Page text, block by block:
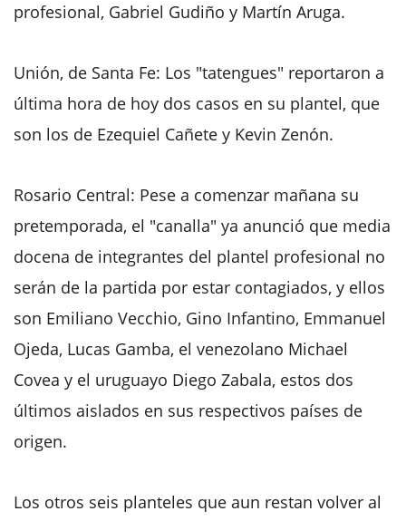
profesional, Gabriel Gudiño y Martín Aruga.
Unión, de Santa Fe: Los "tatengues" reportaron a
última hora de hoy dos casos en su plantel, que
son los de Ezequiel Cañete y Kevin Zenón.
Rosario Central: Pese a comenzar mañana su
pretemporada, el "canalla" ya anunció que media
docena de integrantes del plantel profesional no
serán de la partida por estar contagiados, y ellos
son Emiliano Vecchio, Gino Infantino, Emmanuel
Ojeda, Lucas Gamba, el venezolano Michael
Covea y el uruguayo Diego Zabala, estos dos
últimos aislados en sus respectivos países de
origen.
Los otros seis planteles que aun restan volver al